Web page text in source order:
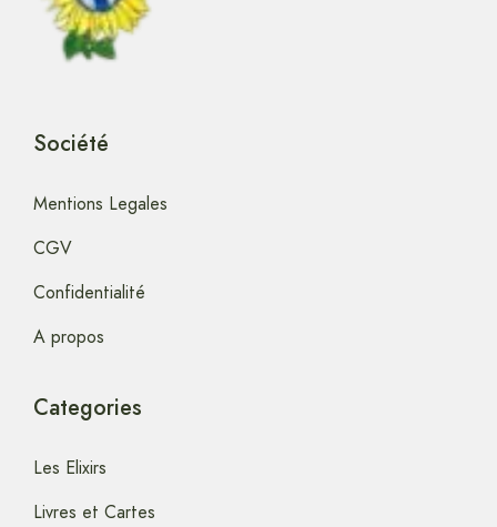
Société
Mentions Legales
CGV
Confidentialité
A propos
Categories
Les Elixirs
Livres et Cartes